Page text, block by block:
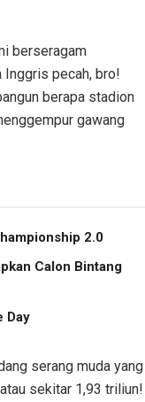
berseragam
Inggris pecah, bro!
berapa stadion
gawang
2.0
Calon Bintang
Day
serang muda yang
sekitar 1,93 triliun!